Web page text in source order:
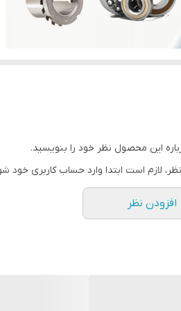
این محصول نظر خود را بنویسید.
لازم است ابتدا وارد حساب کاربری خود
افزودن نظر